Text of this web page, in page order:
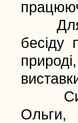
Для
бесіду
Ольги,